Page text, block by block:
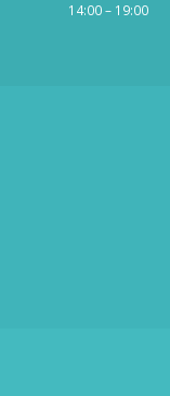
14:00 – 19:00